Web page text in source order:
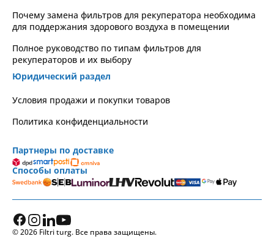
Почему замена фильтров для рекуператора необходима
для поддержания здорового воздуха в помещении
Полное руководство по типам фильтров для
рекуператоров и их выбору
Юридический раздел
Условия продажи и покупки товаров
Политика конфиденциальности
Партнеры по доставке
Способы оплаты
© 2026 Filtri turg. Все права защищены.